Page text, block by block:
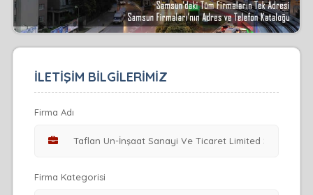
İLETİŞİM BİLGİLERİMİZ
Firma Adı
Firma Kategorisi